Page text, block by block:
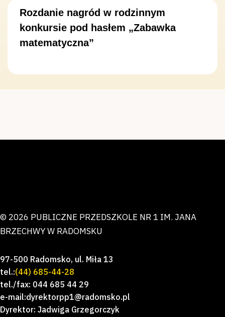
Rozdanie nagród w rodzinnym
konkursie pod hasłem „Zabawka
matematyczna”
© 2026 PUBLICZNE PRZEDSZKOLE NR 1 IM. JANA
BRZECHWY W RADOMSKU
97-500 Radomsko, ul. Miła 13
tel.:(44) 685-44-28
tel./fax: 044 685 44 29
e-mail:dyrektorpp1@radomsko.pl
Dyrektor: Jadwiga Grzegorczyk